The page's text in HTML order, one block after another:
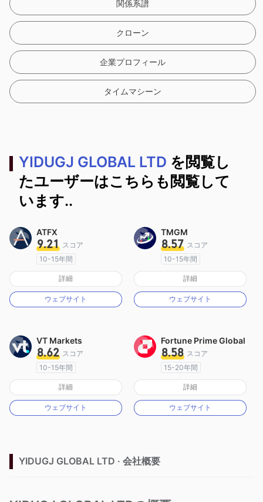
関係系譜
クローン
企業プロフィール
タイムマシーン
YIDUGJ GLOBAL LTD を閲覧し
たユーザーはこちらも閲覧して
います..
ATFX
9.21 スコア
10-15年間
オーストラリア規制
マーケットメイキングライセンス（MM）
MT4フルライセンス
詳細
ウェブサイト
TMGM
8.57 スコア
10-15年間
オーストラリア規制
マーケットメイキングライセンス（MM）
MT4フルライセンス
詳細
ウェブサイト
VT Markets
8.62 スコア
10-15年間
オーストラリア規制
マーケットメイキングライセンス（MM）
MT4フルライセンス
詳細
ウェブサイト
Fortune Prime Global
8.58 スコア
15-20年間
オーストラリア規制
マーケットメイキングライセンス（MM）
MT4フルライセンス
詳細
ウェブサイト
YIDUGJ GLOBAL LTD · 会社概要